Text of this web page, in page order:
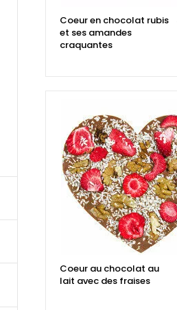
Coeur en chocolat rubis
et ses amandes
craquantes
Coeur au chocolat au
lait avec des fraises